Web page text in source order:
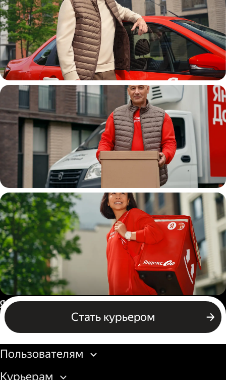
Автокурьер
Водитель
грузовой машины
Пеший курьер
Стать курьером
Россия
Бизнесу
Пользователям
Курьерам